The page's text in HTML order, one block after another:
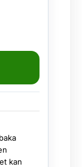
kan